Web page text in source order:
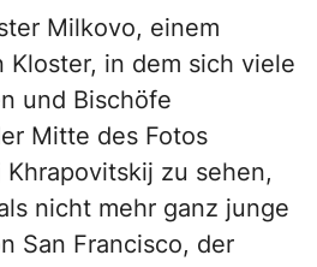
Milkovo, einem
Kloster, in dem sich viele
und Bischöfe
Mitte des Fotos
zu sehen,
nicht mehr ganz junge
San Francisco, der